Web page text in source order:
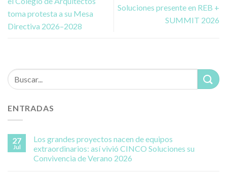
toma protesta a su Mesa
Directiva 2026–2028
Soluciones presente en REB +
SUMMIT 2026
ENTRADAS
27
Jul
Los grandes proyectos nacen de equipos
extraordinarios: así vivió CINCO Soluciones su
Convivencia de Verano 2026